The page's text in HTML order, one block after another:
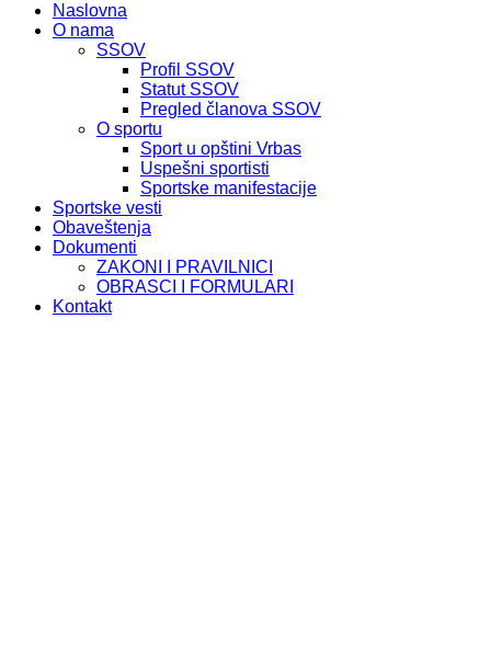
Naslovna
O nama
SSOV
Profil SSOV
Statut SSOV
Pregled članova SSOV
O sportu
Sport u opštini Vrbas
Uspešni sportisti
Sportske manifestacije
Sportske vesti
Obaveštenja
Dokumenti
ZAKONI I PRAVILNICI
OBRASCI I FORMULARI
Kontakt